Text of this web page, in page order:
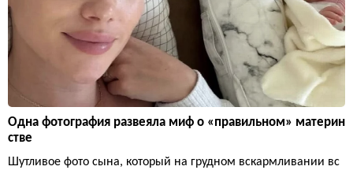
Одна фотография развеяла миф о «правильном» материн
стве
Шутливое фото сына, который на грудном вскармливании вс